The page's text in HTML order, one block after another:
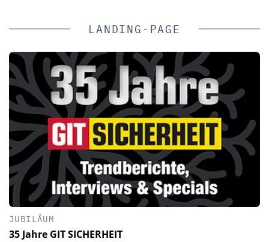
LANDING-PAGE
JUBILÄUM
35 Jahre GIT SICHERHEIT